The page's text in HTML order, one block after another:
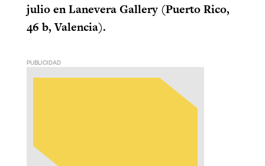
julio en Lanevera Gallery (Puerto Rico,
46 b, Valencia).
PUBLICIDAD